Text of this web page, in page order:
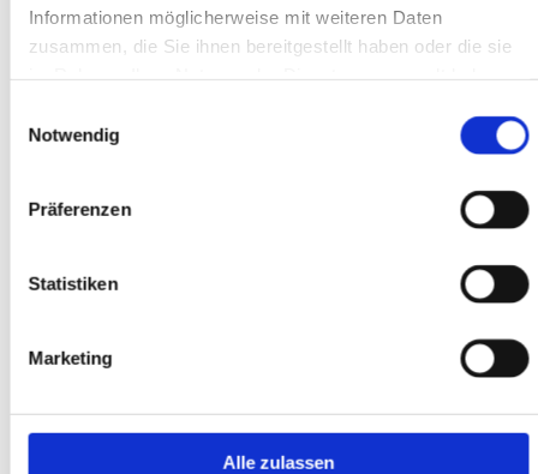
Informationen möglicherweise mit weiteren Daten
zusammen, die Sie ihnen bereitgestellt haben oder die sie
Notwendig
Präferenzen
Statistiken
Marketing
Alle zulassen
Ästhetik & Präzision - jedes Nagelset soll
gepflegt, harmonisch und stilvoll wirken.
Individuelle Beratung - ich gehe auf deine
passt.
hochwertigen Materialien.
mit perfekt gepflegten Nägeln, strahlenden
Behandlungen zu unterstreichen und so deine